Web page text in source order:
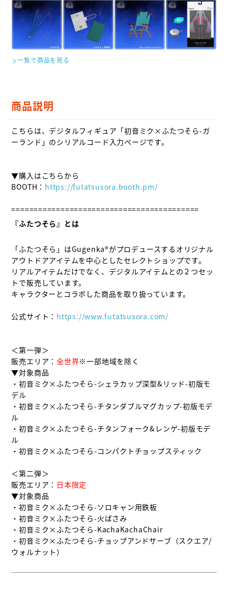
一覧で商品を見る
商品説明
こちらは、デジタルフィギュア「初音ミク×ふたつそら-ガ
ーランド」のシリアルコード入力ページです。
▼購入はこちらから
BOOTH： https://futatsusora.booth.pm/
『ふたつそら』とは
「ふたつそら」はGugenka®がプロデュースするオリジナル
アウトドアアイテムを中心としたセレクトショップです。
リアルアイテムだけでなく、デジタルアイテムとの２つセッ
トで販売しています。
キャラクターとコラボした商品を取り扱っています。
公式サイト： https://www.futatsusora.com/
＜第一弾＞
販売エリア：全世界※一部地域を除く
▼対象商品
・初音ミク×ふたつそら-シェラカップ深型&リッド-初版モ
デル
・初音ミク×ふたつそら-チタンダブルマグカップ-初版モデ
ル
・初音ミク×ふたつそら-チタンフォーク&レンゲ-初版モデ
ル
・初音ミク×ふたつそら-コンパクトチョップスティック
＜第二弾＞
販売エリア： 日本限定
▼対象商品
・初音ミク×ふたつそら-ソロキャン用鉄板
・初音ミク×ふたつそら-火ばさみ
・初音ミク×ふたつそら-KachaKachaChair
・初音ミク×ふたつそら-チョップアンドサーブ（スクエア/
ウォルナット）